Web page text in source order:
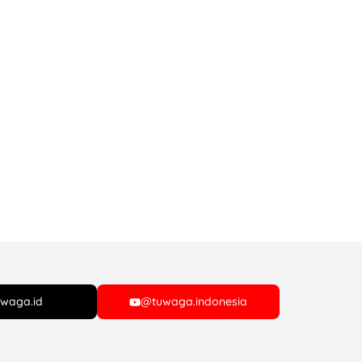
@tuwaga.indonesia